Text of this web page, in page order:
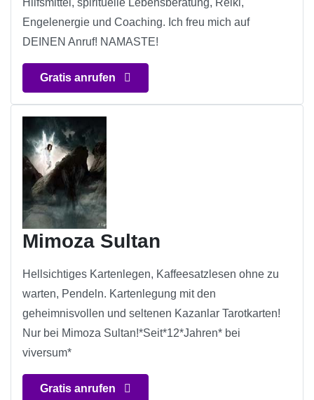
Hilfsmittel, spirituelle Lebensberatung, Reiki,
Engelenergie und Coaching. Ich freu mich auf
DEINEN Anruf! NAMASTE!
Gratis anrufen
Mimoza Sultan
Hellsichtiges Kartenlegen, Kaffeesatzlesen ohne zu
warten, Pendeln. Kartenlegung mit den
geheimnisvollen und seltenen Kazanlar Tarotkarten!
Nur bei Mimoza Sultan!*Seit*12*Jahren* bei
viversum*
Gratis anrufen